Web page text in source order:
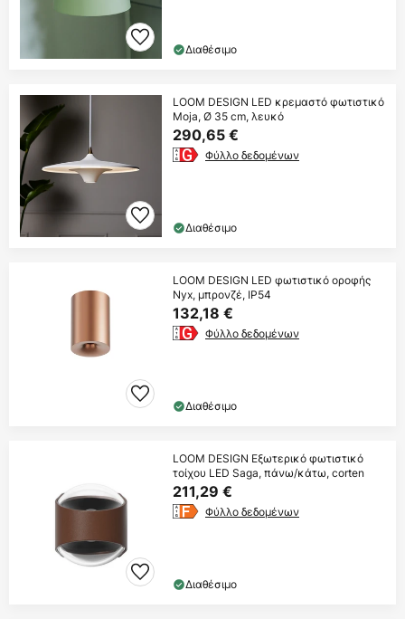
Διαθέσιμο
LOOM DESIGN LED κρεμαστό φωτιστικό
Moja, Ø 35 cm, λευκό
290,65 €
Φύλλο δεδομένων
Διαθέσιμο
LOOM DESIGN LED φωτιστικό οροφής
Nyx, μπρονζέ, IP54
132,18 €
Φύλλο δεδομένων
Διαθέσιμο
LOOM DESIGN Εξωτερικό φωτιστικό
τοίχου LED Saga, πάνω/κάτω, corten
211,29 €
Φύλλο δεδομένων
Διαθέσιμο